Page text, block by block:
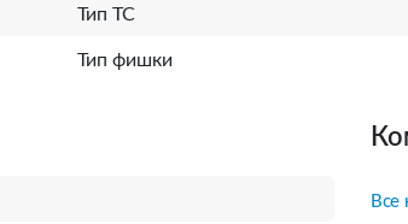
Тип ТС
Тип фишки
Все